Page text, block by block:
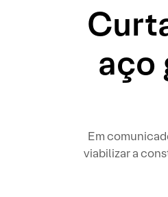
aço
Em
viabilizar a